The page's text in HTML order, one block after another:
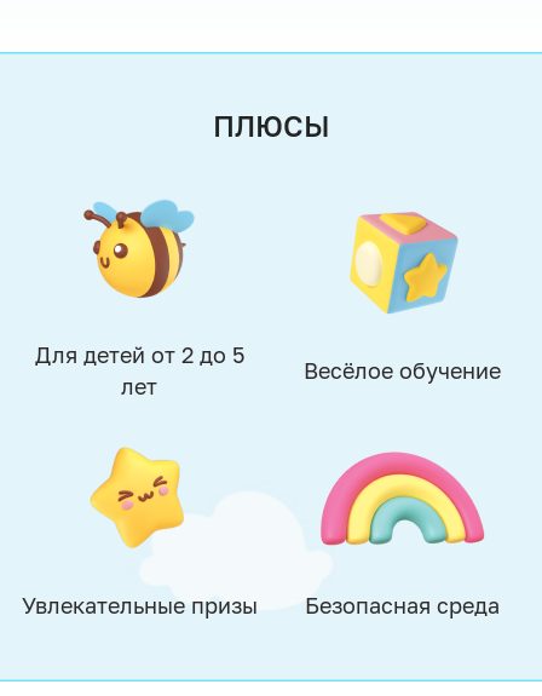
ПЛЮСЫ
Для детей от 2 до 5
лет
Весёлое обучение
Увлекательные призы Безопасная среда